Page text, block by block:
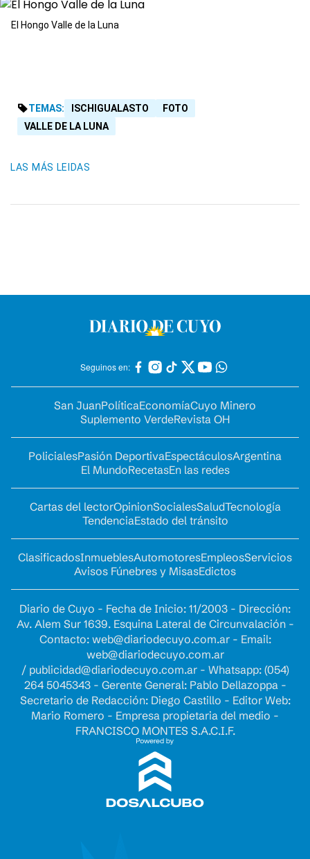
El Hongo Valle de la Luna
TEMAS: ISCHIGUALASTO
FOTO
VALLE DE LA LUNA
LAS MÁS LEIDAS
Seguinos en:
San JuanPolíticaEconomíaCuyo Minero
Suplemento VerdeRevista OH
PolicialesPasión DeportivaEspectáculosArgentina
El MundoRecetasEn las redes
Cartas del lectorOpinionSocialesSaludTecnología
TendenciaEstado del tránsito
ClasificadosInmueblesAutomotoresEmpleosServicios
Avisos Fúnebres y MisasEdictos
Diario de Cuyo - Fecha de Inicio: 11/2003 - Dirección:
Av. Alem Sur 1639. Esquina Lateral de Circunvalación -
Contacto: web@diariodecuyo.com.ar- Email:
web@diariodecuyo.com.ar
/ publicidad@diariodecuyo.com.ar- Whatsapp: (054)
264 5045343 - Gerente General: Pablo Dellazoppa -
Secretario de Redacción: Diego Castillo - Editor Web:
Mario Romero - Empresa propietaria del medio -
FRANCISCO MONTES S.A.C.I.F.